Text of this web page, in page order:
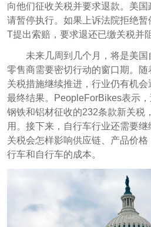
向他们征收关税并要求退款。美
请暂停执行。如果上诉法院拒绝暂
T提出索赔，要求退还已缴关税并
未来几周到几个月，将是美
零售商需要密切行动的窗口期。随
关税措施继续推进，行业仍有机
最终结果。PeopleForBikes表示
钢铁和铝材征收的232条款新关税
用。接下来，自行车行业还需要
关税会怎样影响供应链、产品价
行车和自行车的成本。